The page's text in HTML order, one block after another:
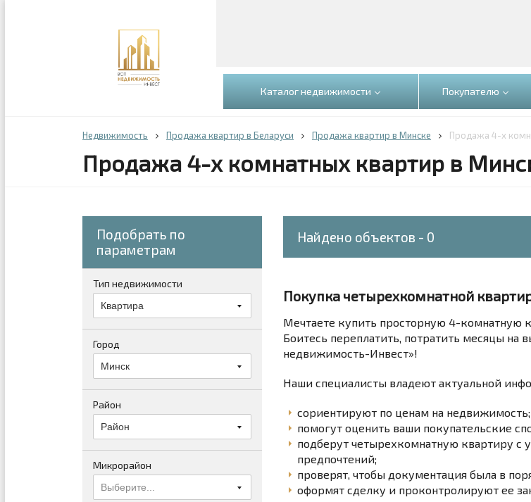
Каталог недвижимости Покупателю
Недвижимость Продажа квартир в Беларуси Продажа квартир в Минске Продажа 4-х
Продажа 4-х комнатных квартир в
Подобрать по
параметрам
Тип недвижимости
Квартира
Город
Минск
Район
Район
Микрорайон
Выберите...
Найдено объектов - 0
Покупка четырехкомнатной
Мечтаете купить просторную 4-комнатную
Боитесь переплатить, потратить месяцы на
недвижимость-Инвест»!
Наши специалисты владеют актуальной
сориентируют по ценам на недвижимость;
помогут оценить ваши покупательские
подберут четырехкомнатную квартиру с
предпочтений;
проверят, чтобы документация была в
оформят сделку и проконтролируют ее